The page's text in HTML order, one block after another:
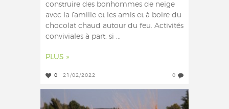
construire des bonhommes de neige
avec la famille et les amis et à boire du
chocolat chaud autour du feu. Activités
conviviales à part, si ...
PLUS »
0 21/02/2022 0